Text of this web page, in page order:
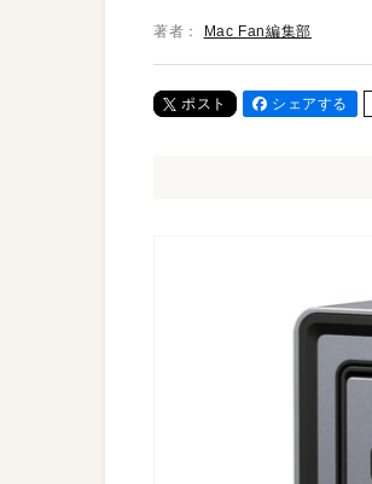
著者： Mac Fan編集部
ポスト シェアする